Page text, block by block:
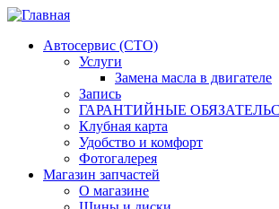
Автосервис (СТО)
Услуги
Замена масла в двигателе
Запись
ГАРАНТИЙНЫЕ
Клубная карта
Удобство и комфорт
Фотогалерея
Магазин запчастей
О магазине